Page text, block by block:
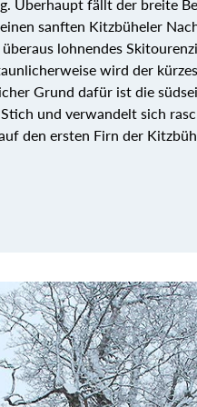
Überhaupt fällt der breite
sanften Kitzbüheler
lohnendes
wird der
Grund dafür ist die
und verwandelt sich
den ersten Firn der